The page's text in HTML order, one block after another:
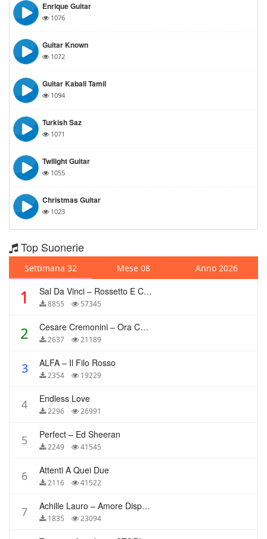
Enrique Guitar
1076
Guitar Known
1072
Guitar Kabali Tamil
1094
Turkish Saz
1071
Twilight Guitar
1055
Christmas Guitar
1023
Top Suonerie
Settimana 32 Mese 08 Anno 2026
1 Sal Da Vinci – Rossetto E Caffè
8855 57345
2 Cesare Cremonini – Ora Che Non Ho Più Te
2637 21189
3 ALFA – Il Filo Rosso
2354 19229
4 Endless Love
2296 26991
5 Perfect – Ed Sheeran
2249 41545
6 Attenti A Quei Due
2116 41522
7 Achille Lauro – Amore Disperato
1835 23094